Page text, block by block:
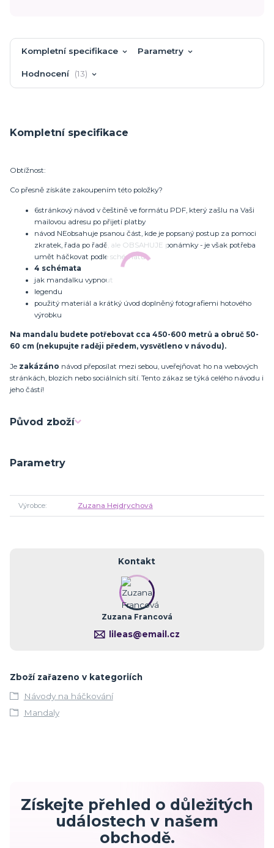
Kompletní specifikace Parametry
Hodnocení 13
Kompletní specifikace
Obtížnost:
Co přesně získáte zakoupením této položky?
6stránkový návod v češtině ve formátu PDF, který zašlu na Vaši
mailovou adresu po přijetí platby
návod NEobsahuje psanou část, kde je popsaný postup za pomoci
zkratek, řada po řadě, ale OBSAHUJE ponámky - je však potřeba
umět háčkovat podle schématu
4 schémata
jak mandalku vypnout
legendu
použitý materiál a krátký úvod doplněný fotografiemi hotového
výrobku
Na mandalu budete potřebovat cca 450-600 metrů a obruč 50-
60 cm (nekupujte raději předem, vysvětleno v návodu).
Je zakázáno návod přeposílat mezi sebou, uveřejňovat ho na webových
stránkách, blozích nebo sociálních sítí. Tento zákaz se týká celého návodu i
jeho částí!
Původ zboží
Parametry
Výrobce Zuzana Hejdrychová
Kontakt
Zuzana Francová
lileas@email.cz
Zboží zařazeno v kategoriích
Návody na háčkování
Mandaly
Získejte přehled o důležitých
událostech v našem
obchodě.